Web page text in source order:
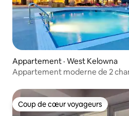
Appartement · West Kelowna
Appartement moderne de 2
Coup de cœur voyageurs
Coup de cœur voyageurs